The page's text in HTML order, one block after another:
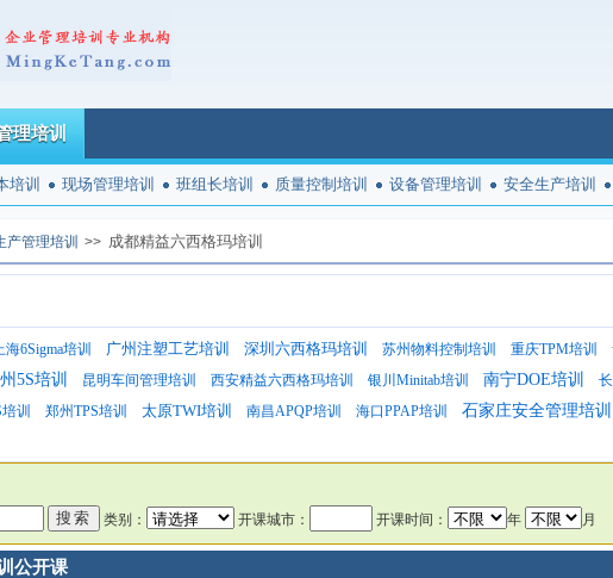
理培训
培训 现场管理培训 班组长培训 质量控制培训 设备管理培训 安全生产培训
产管理培训 >> 成都精益六西格玛培训
海6Sigma培训 广州注塑工艺培训 深圳六西格玛培训 苏州物料控制培训 重庆TPM培训
5S培训 昆明车间管理培训 西安精益六西格玛培训 银川Minitab培训 南宁DOE培训
训 郑州TPS培训 太原TWI培训 南昌APQP培训 海口PPAP培训
石家庄安全管理培训
类别： 开课城市： 开课时间： 年 月
公开课